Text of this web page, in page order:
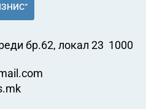
бр.62, локал 23 1000